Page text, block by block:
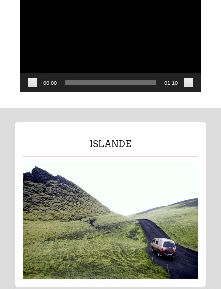
00:00 01:10
ISLANDE